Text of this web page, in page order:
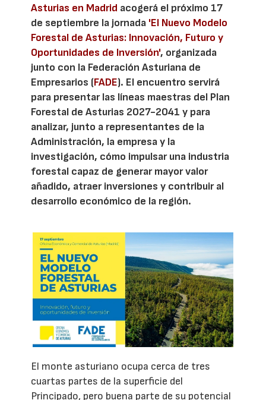
Asturias en Madrid acogerá el próximo 17
de septiembre la jornada 'El Nuevo Modelo
Forestal de Asturias: Innovación, Futuro y
Oportunidades de Inversión', organizada
junto con la Federación Asturiana de
Empresarios (FADE). El encuentro servirá
para presentar las líneas maestras del Plan
Forestal de Asturias 2027-2041 y para
analizar, junto a representantes de la
Administración, la empresa y la
investigación, cómo impulsar una industria
forestal capaz de generar mayor valor
añadido, atraer inversiones y contribuir al
desarrollo económico de la región.
El monte asturiano ocupa cerca de tres
cuartas partes de la superficie del
Principado, pero buena parte de su potencial